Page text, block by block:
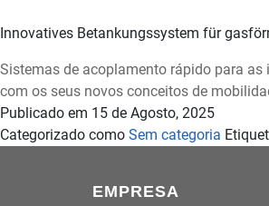
Innovatives Betankungssystem für
Sistemas de acoplamento rápido para
com os seus novos conceitos de
Publicado em 15 de Agosto, 2025
Categorizado como Sem categoria
EMPRESA